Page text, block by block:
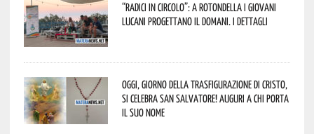
“Radici in Circolo”: a Rotondella i giovani
lucani progettano il domani. I dettagli
Oggi, giorno della Trasfigurazione di Cristo,
si celebra San Salvatore! Auguri a chi porta
il suo nome